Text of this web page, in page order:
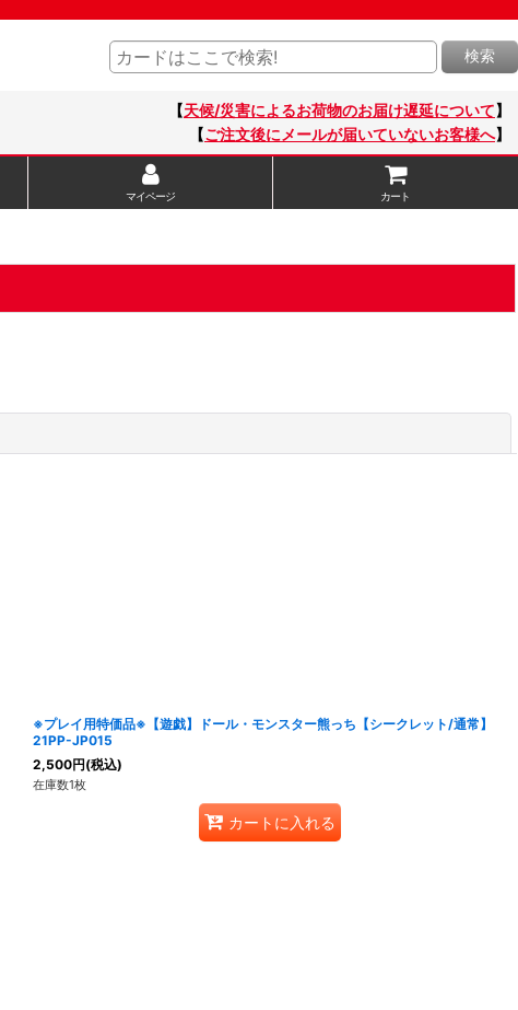
検索
【天候/災害によるお荷物のお届け遅延について】
【ご注文後にメールが届いていないお客様へ】
マイページ カート
※プレイ用特価品※【遊戯】ドール・モンスター熊っち【シークレット/通常】
21PP-JP015
2,500円(税込)
在庫数1枚
カートに入れる